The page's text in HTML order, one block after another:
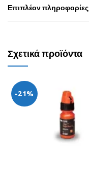
Επιπλέον πληροφορίες
Σχετικά προϊόντα
-21%